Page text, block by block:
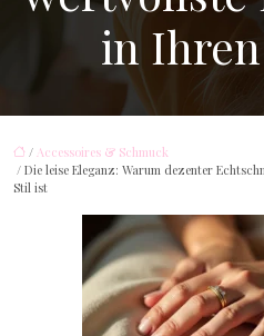
in
/ Accessoires & Schmuck
/ Die leise Eleganz: Warum dezenter
Stil ist